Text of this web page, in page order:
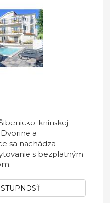
kninskej
a
sa nachádza
s bezplatným